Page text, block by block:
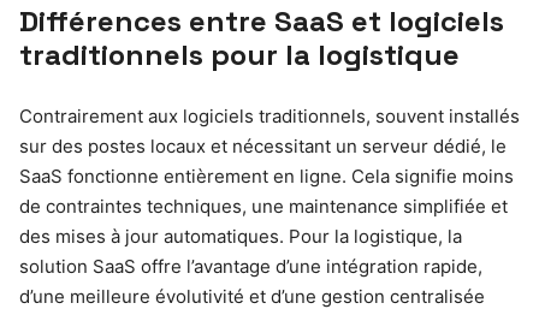
Différences entre SaaS et logiciels
traditionnels pour la logistique
Contrairement aux logiciels traditionnels, souvent installés
sur des postes locaux et nécessitant un serveur dédié, le
SaaS fonctionne entièrement en ligne. Cela signifie moins
de contraintes techniques, une maintenance simplifiée et
des mises à jour automatiques. Pour la logistique, la
solution SaaS offre l’avantage d’une intégration rapide,
d’une meilleure évolutivité et d’une gestion centralisée